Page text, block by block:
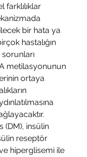
farklılıklar
bir hata ya
hastalığın
metilasyonunun
ortaya
(DM), insülin
reseptör
hiperglisemi ile